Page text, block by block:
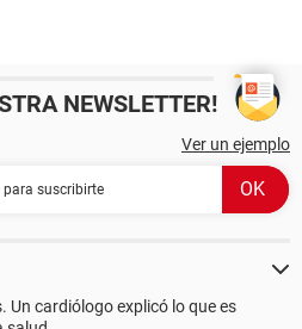
NEWSLETTER!
Ver un ejemplo
Un cardiólogo explicó lo que es